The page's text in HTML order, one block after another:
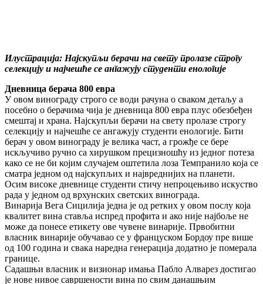
Илустрација: Најскупљи берачи на свету пролазе строгу
селекцију и најчешће се ангажују студенти енологије
Дневница берача 800 евра
У овом винограду строго се води рачуна о сваком детаљу а
посебно о берачима чија је дневница 800 евра плус обезбеђен
смештај и храна. Најскупљи берачи на свету пролазе строгу
селекцију и најчешће се ангажују студенти енологије. Бити
берач у овом винограду је велика част, а грожђе се бере
искључиво ручно са хирушком прецизношћу из једног потеза
како се не би којим случајем оштетила лоза Темпранило која се
сматра једном од најскупљих и највреднијих на планети.
Осим високе дневнице студенти стичу непроцењиво искуство
рада у једном од врхунских светских винограда.
Винарија Вега Сицилија једна је од ретких у овом послу која
квалитет вина ставља испред профита и ако није најбоље не
може да понесе етикету ове чувене винарије. Првобитни
власник винарије обучавао се у француском Бордоу пре више
од 100 година и свака наредна генерација додатно је померала
границе.
Садашњи власник и визионар имања Пабло Алварез достигао
је нове нивое савршености вина по свим данашњим